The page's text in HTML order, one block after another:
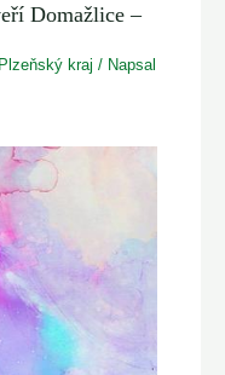
Domažlice –
kraj / Napsal